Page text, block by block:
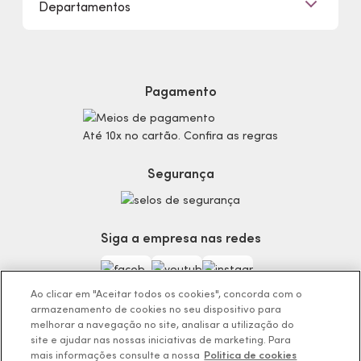
Trabalhe Conosco
Mapa do Site
Preferências de Cookies
Consumidor.gov.br
Código de defesa do consumidor
Trocas e Devoluções
Departamentos
Produtos Masculinos
Teste do Tom de Base
Teste da Fragrância Perfeita
Encontre o Presente Ideal!
Beauty Week
Guia da Beleza Eudora
Pagamento
Até 10x no cartão. Confira as regras
Segurança
Siga a empresa nas redes
Ao clicar em "Aceitar todos os cookies", concorda com o
armazenamento de cookies no seu dispositivo para
melhorar a navegação no site, analisar a utilização do
site e ajudar nas nossas iniciativas de marketing. Para
mais informações consulte a nossa Politica de cookies